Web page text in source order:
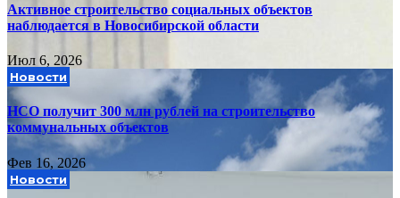
Активное строительство социальных объектов
наблюдается в Новосибирской области
Июл 6, 2026
Новости
НСО получит 300 млн рублей на строительство
коммунальных объектов
Фев 16, 2026
Новости